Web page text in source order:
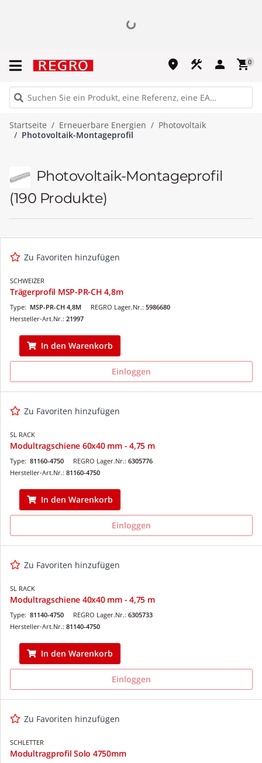
place construction person shopping_cart0
Startseite Erneuerbare Energien
Photovoltaik
Photovoltaik-Montageprofil
Photovoltaik-Montageprofil
(190 Produkte)
Zu Favoriten hinzufügen
SCHWEIZER
Trägerprofil MSP-PR-CH 4,8m
REGRO Lager.Nr.: 5986680
Type: MSP-PR-CH 4,8M
Hersteller-Art.Nr.: 21997
In den Warenkorb
Einloggen
Zu Favoriten hinzufügen
SL RACK
Modultragschiene 60x40 mm - 4,75 m
REGRO Lager.Nr.: 6305776
Type: 81160-4750
Hersteller-Art.Nr.: 81160-4750
In den Warenkorb
Einloggen
Zu Favoriten hinzufügen
SL RACK
Modultragschiene 40x40 mm - 4,75 m
REGRO Lager.Nr.: 6305733
Type: 81140-4750
Hersteller-Art.Nr.: 81140-4750
In den Warenkorb
Einloggen
Zu Favoriten hinzufügen
SCHLETTER
Modultragprofil Solo 4750mm